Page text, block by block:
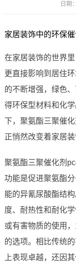
日期
家居装饰中的环保
在家居装饰的世界
更直接影响到居住
的不断增强，绿色
得环保型材料和化
下，聚氨酯三聚催
正悄然改变着家居装
聚氨酯三聚催化剂
功能是促进聚氨酯
能的异氰尿酸酯结
度、耐热性和耐化
或有害物质的使用
的选项。相比传统
上表现卓越，还因